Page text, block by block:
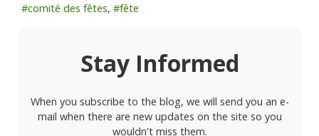
comité des fêtes
fête
Stay Informed
When you subscribe to the blog, we will send you an e-
mail when there are new updates on the site so you
wouldn't miss them.